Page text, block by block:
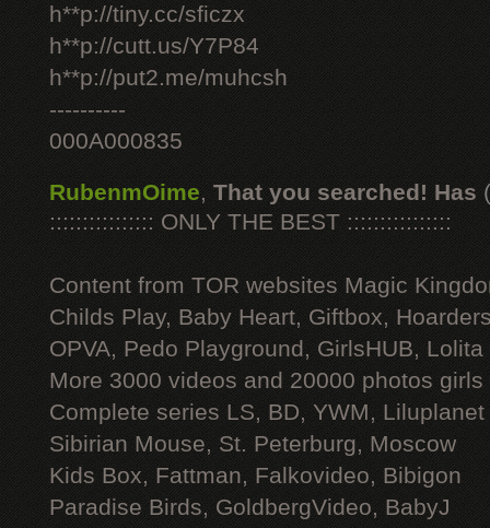
h**p://tiny.cc/sficzx
h**p://cutt.us/Y7P84
h**p://put2.me/muhcsh
----------
000A000835
RubenmOime, That you searched! Has
:::::::::::::::: ONLY THE BEST ::::::::::::::::
Content from TOR websites Magic
Childs Play, Baby Heart, Giftbox,
OPVA, Pedo Playground, GirlsHUB, Lolita
More 3000 videos and 20000 photos
Complete series LS, BD, YWM, Liluplanet
Sibirian Mouse, St. Peterburg, Moscow
Kids Box, Fattman, Falkovideo, Bibigon
Paradise Birds, GoldbergVideo, BabyJ